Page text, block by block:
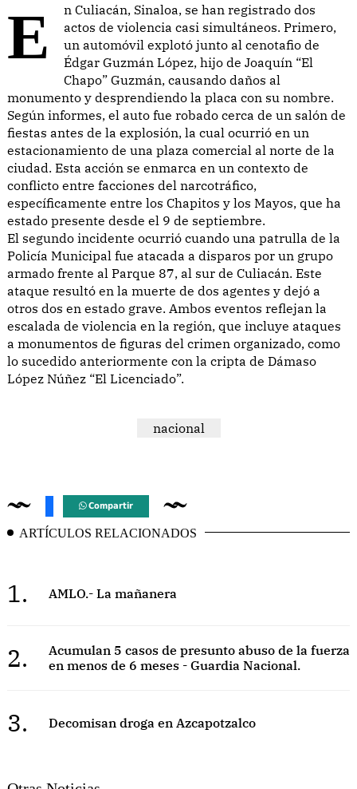
En Culiacán, Sinaloa, se han registrado dos
actos de violencia casi simultáneos. Primero,
un automóvil explotó junto al cenotafio de
Édgar Guzmán López, hijo de Joaquín “El
Chapo” Guzmán, causando daños al
monumento y desprendiendo la placa con su nombre.
Según informes, el auto fue robado cerca de un salón de
fiestas antes de la explosión, la cual ocurrió en un
estacionamiento de una plaza comercial al norte de la
ciudad. Esta acción se enmarca en un contexto de
conflicto entre facciones del narcotráfico,
específicamente entre los Chapitos y los Mayos, que ha
estado presente desde el 9 de septiembre.
El segundo incidente ocurrió cuando una patrulla de la
Policía Municipal fue atacada a disparos por un grupo
armado frente al Parque 87, al sur de Culiacán. Este
ataque resultó en la muerte de dos agentes y dejó a
otros dos en estado grave. Ambos eventos reflejan la
escalada de violencia en la región, que incluye ataques
a monumentos de figuras del crimen organizado, como
lo sucedido anteriormente con la cripta de Dámaso
López Núñez “El Licenciado”.
nacional
Compartir
ARTÍCULOS RELACIONADOS
1. AMLO.- La mañanera
2.
Acumulan 5 casos de presunto abuso de la fuerza
en menos de 6 meses - Guardia Nacional.
3. Decomisan droga en Azcapotzalco